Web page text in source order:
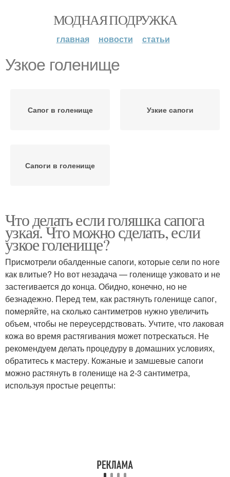
МОДНАЯ ПОДРУЖКА
главная новости статьи
Узкое голенище
Сапог в голенище Узкие сапоги
Сапоги в голенище
Что делать если голяшка сапога
узкая. Что можно сделать, если
узкое голенище?
Присмотрели обалденные сапоги, которые сели по ноге
как влитые? Но вот незадача — голенище узковато и не
застегивается до конца. Обидно, конечно, но не
безнадежно. Перед тем, как растянуть голенище сапог,
померяйте, на сколько сантиметров нужно увеличить
объем, чтобы не переусердствовать. Учтите, что лаковая
кожа во время растягивания может потрескаться. Не
рекомендуем делать процедуру в домашних условиях,
обратитесь к мастеру. Кожаные и замшевые сапоги
можно растянуть в голенище на 2-3 сантиметра,
используя простые рецепты: